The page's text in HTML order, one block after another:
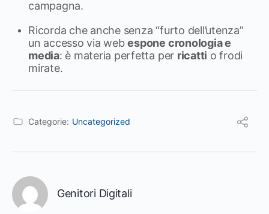
campagna.
Ricorda che anche senza “furto dell’utenza”
un accesso via webespone cronologia e
media: è materia perfetta per ricatti o frodi
mirate.
Categorie: Uncategorized
Genitori Digitali